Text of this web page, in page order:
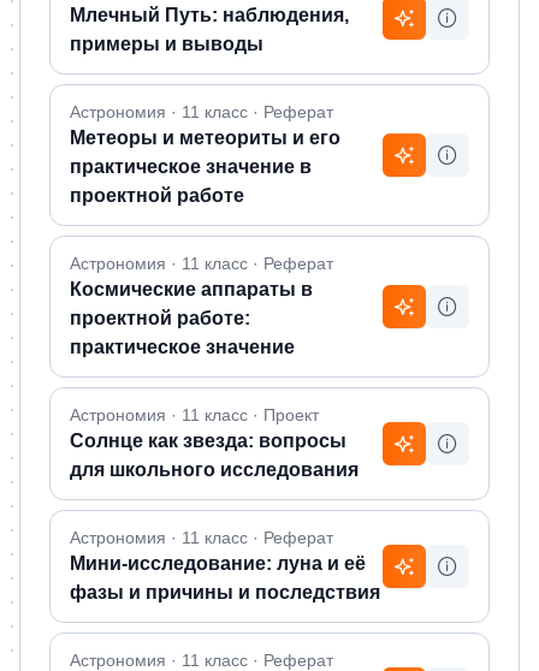
Млечный Путь: наблюдения,
примеры и выводы
Астрономия · 11 класс · Реферат
Метеоры и метеориты и его
практическое значение в
проектной работе
Астрономия · 11 класс · Реферат
Космические аппараты в
проектной работе:
практическое значение
Астрономия · 11 класс · Проект
Солнце как звезда: вопросы
для школьного исследования
Астрономия · 11 класс · Реферат
Мини-исследование: луна и её
фазы и причины и последствия
Астрономия · 11 класс · Реферат